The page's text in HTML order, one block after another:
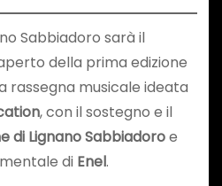
Sabbiadoro sarà il
della prima edizione
rassegna musicale ideata
, con il sostegno e il
di Lignano Sabbiadoroe
di Enel.